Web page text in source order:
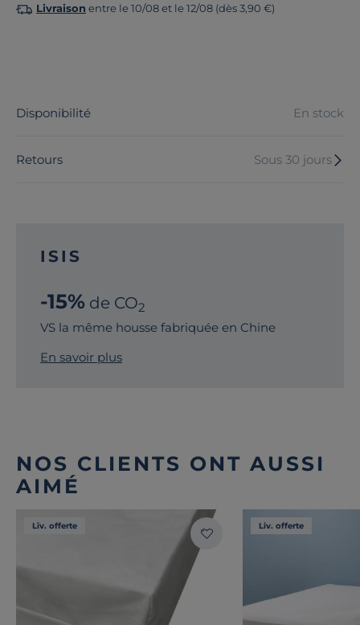
Livraison entre le 10/08 et le 12/08 (dès 3,90 €)
Disponibilité En stock
Retours Sous 30 jours
ISIS
-15% de CO2
VS la même housse fabriquée en Chine
En savoir plus
NOS CLIENTS ONT AUSSI
AIMÉ
Liv. offerte Liv. offerte